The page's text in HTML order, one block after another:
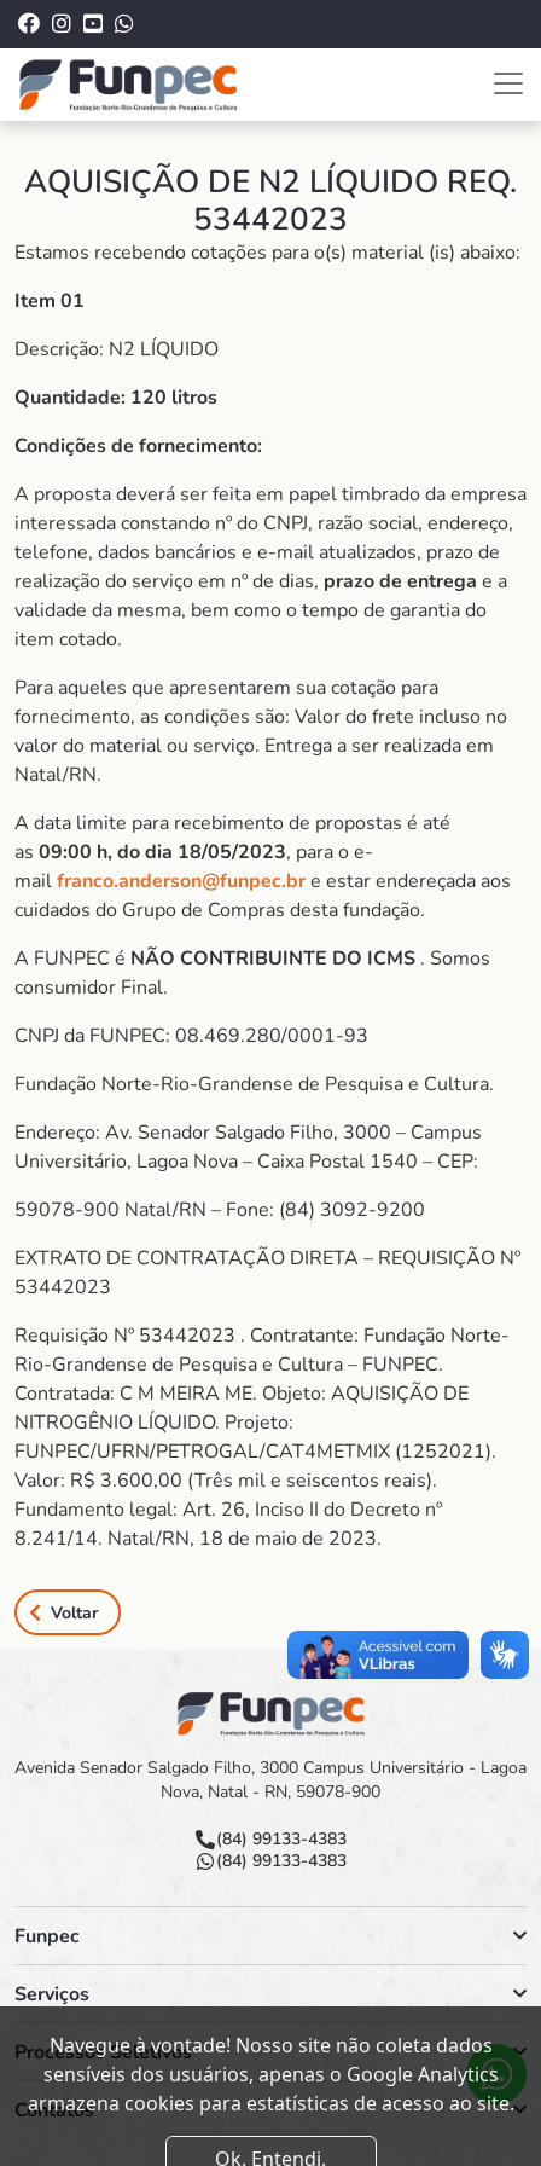
AQUISIÇÃO DE N2 LÍQUIDO REQ.
53442023
Estamos recebendo cotações para o(s) material (is) abaixo:
Item 01
Descrição: N2 LÍQUIDO
Quantidade: 120 litros
Condições de fornecimento:
A proposta deverá ser feita em papel timbrado da empresa
interessada constando nº do CNPJ, razão social, endereço,
telefone, dados bancários e e-mail atualizados, prazo de
realização do serviço em nº de dias, prazo de entrega e a
validade da mesma, bem como o tempo de garantia do
item cotado.
Para aqueles que apresentarem sua cotação para
fornecimento, as condições são: Valor do frete incluso no
valor do material ou serviço. Entrega a ser realizada em
Natal/RN.
A data limite para recebimento de propostas é até
as 09:00 h, do dia 18/05/2023, para o e-
mailfranco.anderson@funpec.bre estar endereçada aos
cuidados do Grupo de Compras desta fundação.
A FUNPEC é NÃO CONTRIBUINTE DO ICMS . Somos
consumidor Final.
CNPJ da FUNPEC: 08.469.280/0001-93
Fundação Norte-Rio-Grandense de Pesquisa e Cultura.
Endereço: Av. Senador Salgado Filho, 3000 – Campus
Universitário, Lagoa Nova – Caixa Postal 1540 – CEP:
59078-900 Natal/RN – Fone: (84) 3092-9200
EXTRATO DE CONTRATAÇÃO DIRETA – REQUISIÇÃO Nº
53442023
Requisição Nº 53442023 . Contratante: Fundação Norte-
Rio-Grandense de Pesquisa e Cultura – FUNPEC.
Contratada: C M MEIRA ME. Objeto: AQUISIÇÃO DE
NITROGÊNIO LÍQUIDO. Projeto:
FUNPEC/UFRN/PETROGAL/CAT4METMIX (1252021).
Valor: R$ 3.600,00 (Três mil e seiscentos reais).
Fundamento legal: Art. 26, Inciso II do Decreto nº
8.241/14. Natal/RN, 18 de maio de 2023.
Voltar
Avenida Senador Salgado Filho, 3000 Campus Universitário - Lagoa
Nova, Natal - RN, 59078-900
(84) 99133-4383
(84) 99133-4383
Funpec
Serviços
Processos Seletivos
Contatos
Navegue à vontade! Nosso site não coleta dados
sensíveis dos usuários, apenas o Google Analytics
armazena cookies para estatísticas de acesso ao site.
Ok. Entendi.